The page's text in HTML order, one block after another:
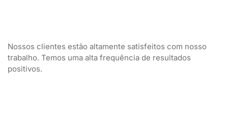
Nossos clientes estão altamente satisfeitos com nosso
trabalho. Temos uma alta frequência de resultados
positivos.